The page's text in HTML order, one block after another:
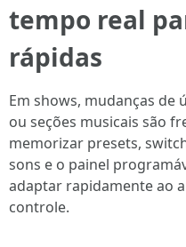
tempo real
rápidas
Em shows, mudanças de
ou seções musicais são
memorizar presets,
sons e o painel
adaptar rapidamente ao
controle.